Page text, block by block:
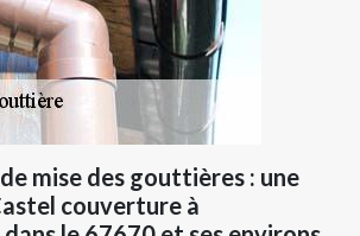
mise des gouttières : une
couverture à